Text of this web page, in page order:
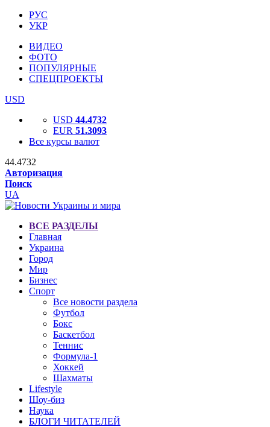
РУС
УКР
ВИДЕО
ФОТО
ПОПУЛЯРНЫЕ
СПЕЦПРОЕКТЫ
USD
USD 44.4732
EUR 51.3093
Все курсы валют
44.4732
Авторизация
Поиск
UA
ВСЕ РАЗДЕЛЫ
Главная
Украина
Город
Мир
Бизнес
Спорт
Все новости раздела
Футбол
Бокс
Баскетбол
Теннис
Формула-1
Хоккей
Шахматы
Lifestyle
Шоу-биз
Наука
БЛОГИ ЧИТАТЕЛЕЙ